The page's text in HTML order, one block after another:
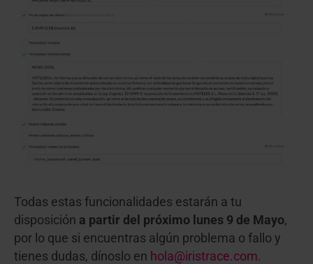
Todas estas funcionalidades estarán a tu
disposición a partir del próximo lunes 9 de Mayo,
por lo que si encuentras algún problema o fallo y
tienes dudas, dínoslo en hola@iristrace.com.